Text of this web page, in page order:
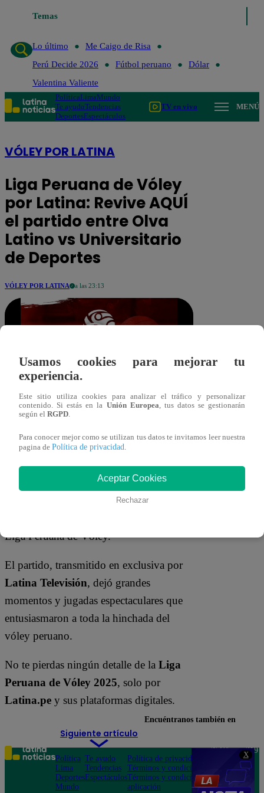
X
Temas
Lo último
Lo último
Me Caigo de Risa
Perú Decide 2026
Fútbol peruano
Dólar
Valentina Valiente
PolíticaLimaMundo
Te ayudoTendencias
DeportesEspectáculos
TV en vivo MENÚ
VÓLEY POR LATINA
Liga Peruana de Vóley
por Latina: Revive AQUÍ
el partido entre Olva
Latino vs Universitario
de Deportes
VÓLEY POR LATINA a las 23:13
ltaboada@latina.pe
Compartir
En un partido emocionante y
Universitario de Deportes venció por 3
Liga Peruana de Vóley.
El partido, transmitido en exclusiva por
Latina Televisión, dejó grandes
momentos y jugadas espectaculares que
entusiasmaron a toda la hinchada del
vóley peruano.
No te pierdas ningún detalle de la Liga
Peruana de Vóley 2025, solo por
Latina.pe y sus plataformas digitales.
Siguiente artículo
Usamos cookies para mejorar tu
experiencia.
Este sitio utiliza cookies para analizar el tráfico y personalizar
contenido. Si estás en la Unión Europea , tus datos se gestionarán
según el RGPD
Para conocer mejor como se utilizan tus datos te invitamos leer nuestra
pagina de Política de privacidad
Aceptar Cookies
Rechazar
Encuéntranos también en
Política
Lima
Deportes
Mundo
Te ayudo
Tendencias
Espectáculos
Política de privacidad
Términos y condiciones
Términos y condiciones
aplicación
Teléfono: 219
Av. San
Felipe 968
Jesús María